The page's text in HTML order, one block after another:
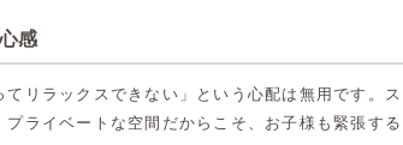
感
てリラックスできない」という心配は無用です。
ライベートな空間だからこそ、お子様も緊張す